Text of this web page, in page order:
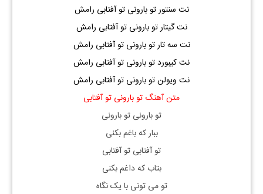
نت سنتور تو بارونی تو آفتابی رامش
نت گیتار تو بارونی تو آفتابی رامش
نت سه تار تو بارونی تو آفتابی رامش
نت کیبورد تو بارونی تو آفتابی رامش
نت ویولن تو بارونی تو آفتابی رامش
متن آهنگ تو بارونی تو آفتابی
تو بارونی تو بارونی
ببار که باغم بکنی
تو آفتابی تو آفتابی
بتاب که داغم بکنی
تو می تونی با یک نگاه